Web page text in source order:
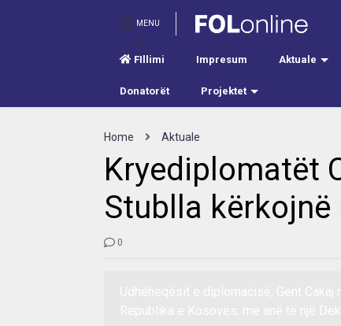
MENU
FIllimi Impresum Aktuale
Donatorët Projektet
Home Aktuale
Kryediplomatët
Stublla
0